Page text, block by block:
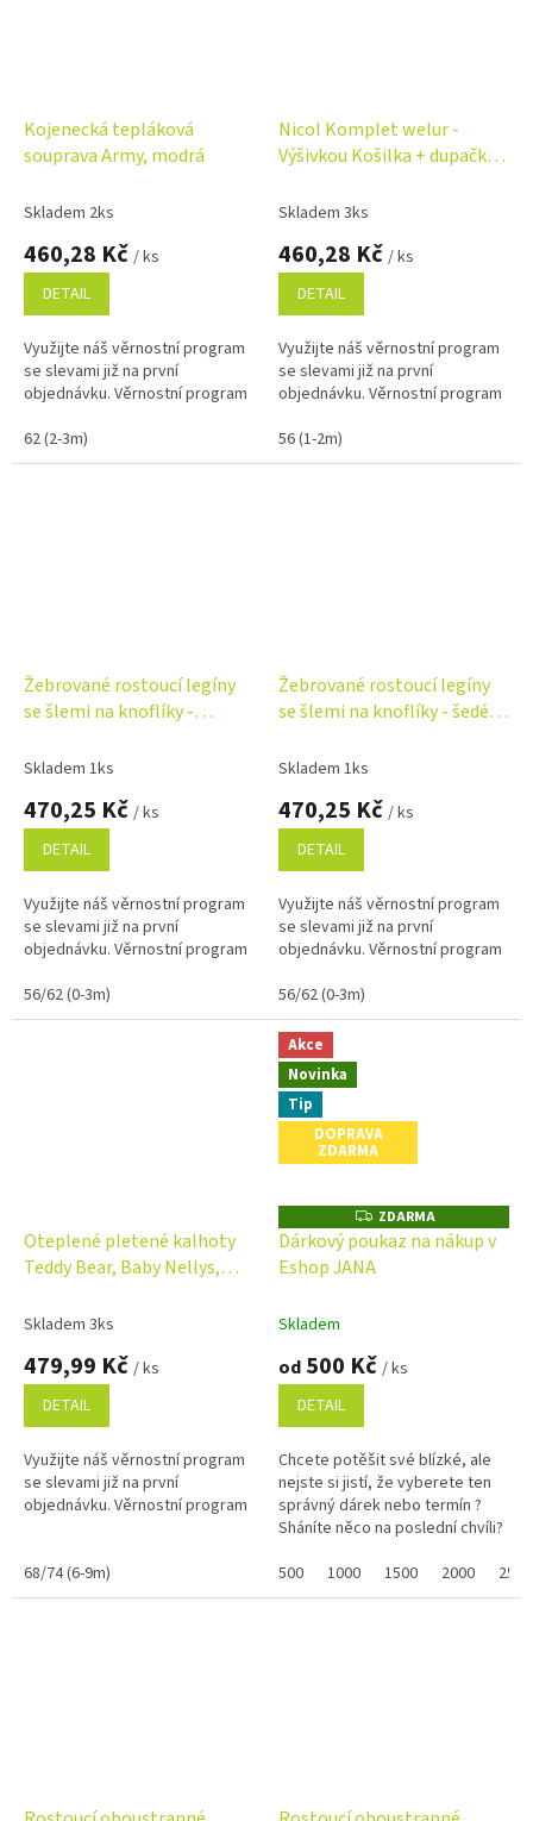
Kojenecká tepláková
souprava Army, modrá
Skladem 2ks
460,28 Kč / ks
DETAIL
Využijte náš věrnostní program
se slevami již na první
objednávku. Věrnostní program
62 (2-3m)
Nicol Komplet welur -
Výšivkou Košilka + dupačky -
Skladem 3ks
460,28 Kč / ks
DETAIL
Využijte náš věrnostní program
se slevami již na první
objednávku. Věrnostní program
56 (1-2m)
Žebrované rostoucí legíny
se šlemi na knoflíky -
Skladem 1ks
470,25 Kč / ks
DETAIL
Využijte náš věrnostní program
se slevami již na první
objednávku. Věrnostní program
56/62 (0-3m)
Žebrované rostoucí legíny
se šlemi na knoflíky - šedé
Skladem 1ks
470,25 Kč / ks
DETAIL
Využijte náš věrnostní program
se slevami již na první
objednávku. Věrnostní program
56/62 (0-3m)
Oteplené pletené kalhoty
Teddy Bear, Baby Nellys,
Skladem 3ks
479,99 Kč / ks
DETAIL
Využijte náš věrnostní program
se slevami již na první
objednávku. Věrnostní program
68/74 (6-9m)
Akce
Novinka
Tip
DOPRAVA
ZDARMA
Z
D
A
R
ZDARMA
Dárkový poukaz na nákup v
Eshop JANA
Skladem
od 500 Kč / ks
DETAIL
Chcete potěšit své blízké, ale
nejste si jistí, že vyberete ten
správný dárek nebo termín ?
Sháníte něco na poslední chvíli?
online a po...
500 1000 1500 2000 2500